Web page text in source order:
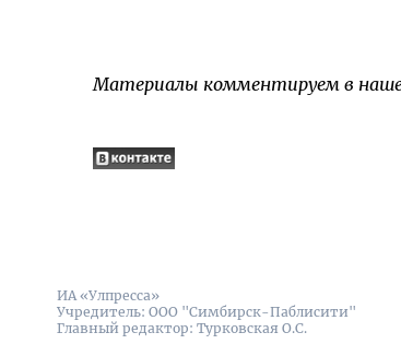
Материалы комментируем в
ИА «Улпресса»
Учредитель: ООО "Симбирск-Паблисити"
Главный редактор: Турковская О.С.